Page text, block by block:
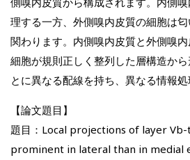
理する一方、外側嗅内皮質の細胞は
関わります。内側嗅内皮質と外側嗅
細胞が規則正しく整列した層構造か
とに異なる配線を持ち、異なる情報処
【論文題目】
題目：Local projections of layer
prominent in lateral than in medial